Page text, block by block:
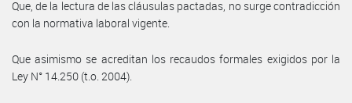
Que, de la lectura de las cláusulas pactadas, no surge contradicción
con la normativa laboral vigente.
Que asimismo se acreditan los recaudos formales exigidos por la
Ley N° 14.250 (t.o. 2004).